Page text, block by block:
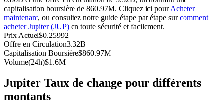
Copie de Trading
Rejoignez les meilleurs traders
capitalisation boursière de 860.97M. Cliquez ici pourAcheter
maintenant, ou consultez notre guide étape par étape surcomment
acheter Jupiter (JUP) en toute sécurité et facilement.
Prix Actuel$0.25992
Offre en Circulation3.32B
Capitalisation Boursière$860.97M
Volume(24h)$1.6M
Jupiter Taux de change pour différents
montants